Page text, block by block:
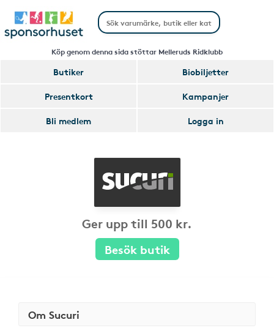
Köp genom denna sida stöttar Melleruds Ridklubb
Butiker
Biobiljetter
Presentkort
Kampanjer
Bli medlem
Logga in
Ger upp till 500 kr.
Besök butik
Om Sucuri